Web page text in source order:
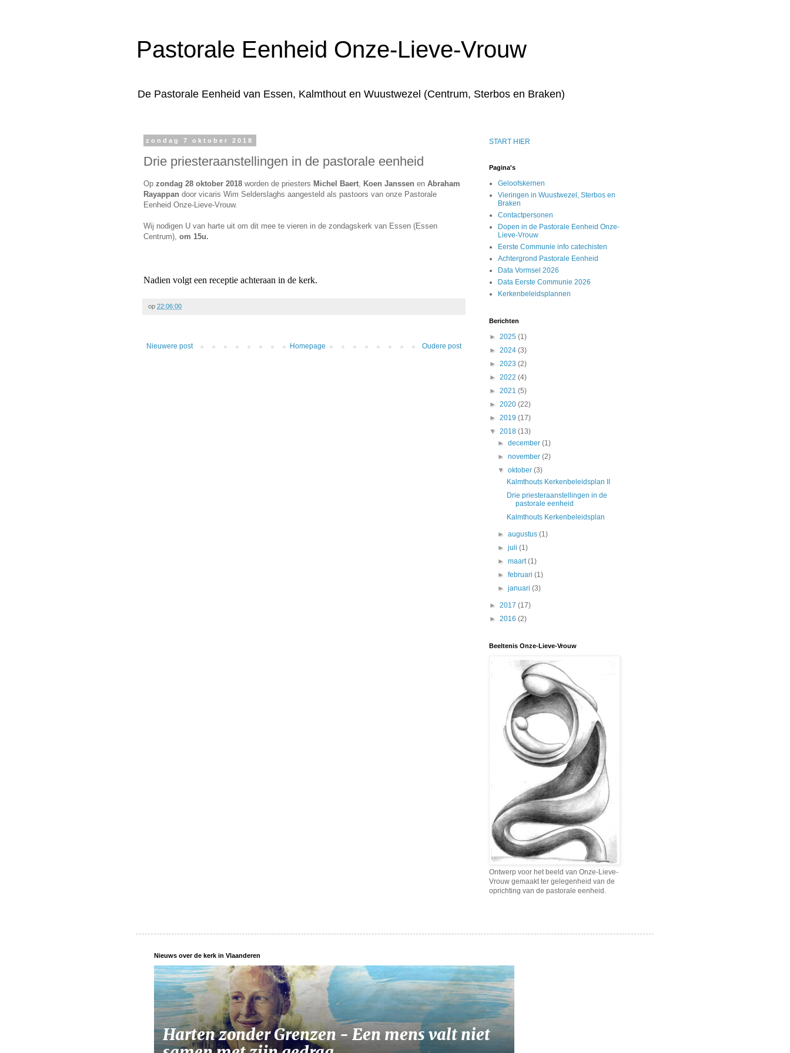
Pastorale Eenheid Onze-Lieve-Vrouw
De Pastorale Eenheid van Essen, Kalmthout en Wuustwezel (Centrum, Sterbos en Braken)
zondag 7 oktober 2018
Drie priesteraanstellingen in de pastorale eenheid
Op zondag 28 oktober 2018 worden de priesters Michel Baert Koen Janssen en Abraham
Rayappan door vicaris Wim Selderslaghs aangesteld als pastoors van onze Pastorale
Eenheid Onze-Lieve-Vrouw.
Wij nodigen U van harte uit om dit mee te vieren in de zondagskerk van Essen (Essen
Centrum), om 15u.
Nadien volgt een receptie achteraan in de kerk.
op 22:06:00
Nieuwere post Oudere post
Homepage
START HIER
Pagina's
Geloofskernen
Vieringen in Wuustwezel, Sterbos en
Braken
Contactpersonen
Dopen in de Pastorale Eenheid Onze-
Lieve-Vrouw
Eerste Communie info catechisten
Achtergrond Pastorale Eenheid
Data Vormsel 2026
Data Eerste Communie 2026
Kerkenbeleidsplannen
Berichten
► 2025 (1)
► 2024 (3)
► 2023 (2)
► 2022 (4)
► 2021 (5)
► 2020 (22)
► 2019 (17)
▼ 2018 (13)
►december(1)
►november(2)
▼oktober(3)
Kalmthouts Kerkenbeleidsplan II
Drie priesteraanstellingen in de
pastorale eenheid
Kalmthouts Kerkenbeleidsplan
►augustus(1)
►juli(1)
►maart(1)
►februari(1)
►januari(3)
► 2017 (17)
► 2016 (2)
Beeltenis Onze-Lieve-Vrouw
Ontwerp voor het beeld van Onze-Lieve-
Vrouw gemaakt ter gelegenheid van de
oprichting van de pastorale eenheid.
Nieuws over de kerk in Vlaanderen